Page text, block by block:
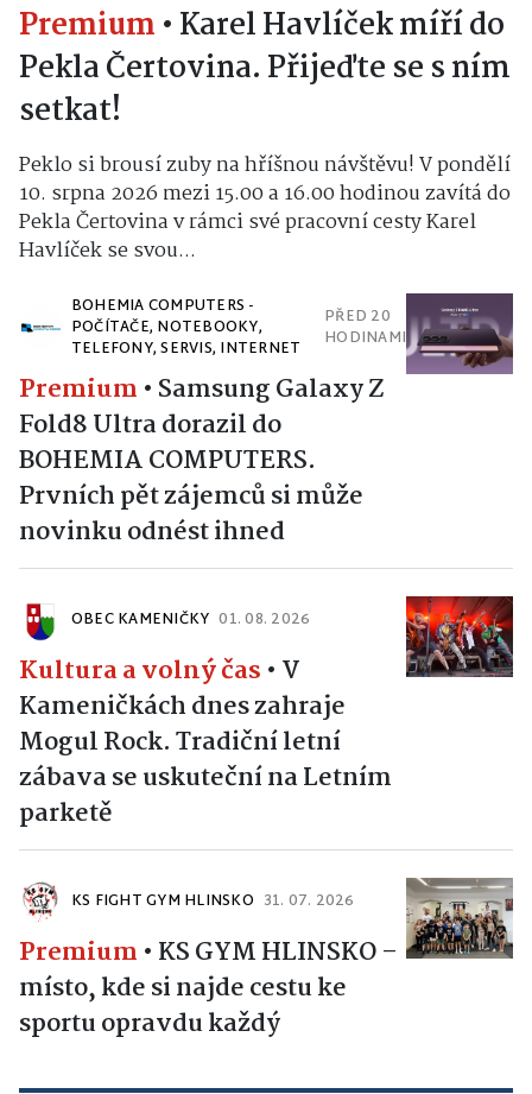
Premium • Karel Havlíček míří do
Pekla Čertovina. Přijeďte se s ním
setkat!
Peklo si brousí zuby na hříšnou návštěvu! V pondělí
10. srpna 2026 mezi 15.00 a 16.00 hodinou zavítá do
Pekla Čertovina v rámci své pracovní cesty Karel
Havlíček se svou...
BOHEMIA COMPUTERS -
POČÍTAČE, NOTEBOOKY,
TELEFONY, SERVIS, INTERNET
PŘED 20
HODINAMI
Premium • Samsung Galaxy Z
Fold8 Ultra dorazil do
BOHEMIA COMPUTERS.
Prvních pět zájemců si může
novinku odnést ihned
OBEC KAMENIČKY 01. 08. 2026
Kultura a volný čas • V
Kameničkách dnes zahraje
Mogul Rock. Tradiční letní
zábava se uskuteční na Letním
parketě
KS FIGHT GYM HLINSKO 31. 07. 2026
Premium • KS GYM HLINSKO –
místo, kde si najde cestu ke
sportu opravdu každý